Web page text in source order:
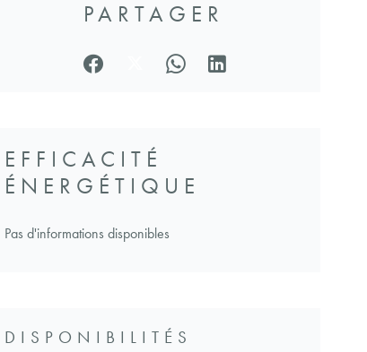
PARTAGER
EFFICACITÉ
ÉNERGÉTIQUE
Pas d'informations disponibles
DISPONIBILITÉS